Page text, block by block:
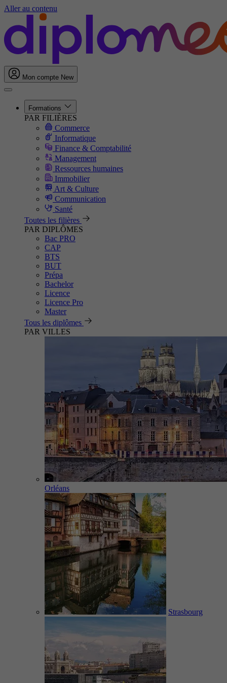
Aller au contenu
Mon compte New
Formations
PAR FILIÈRES
Commerce
Informatique
Finance & Comptabilité
Management
Ressources humaines
Immobilier
Art & Culture
Communication
Santé
Toutes les filières
PAR DIPLÔMES
Bac PRO
CAP
BTS
BUT
Prépa
Bachelor
Licence
Licence Pro
Master
Tous les diplômes
PAR VILLES
Orléans
Strasbourg